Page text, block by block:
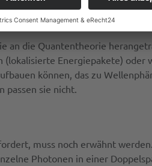
Fragen. Akzeptiere die
die Quantentheorie
Energiepakete)
können, das zu
passen sie nicht.
muss noch erwähnt
Photonen in einer